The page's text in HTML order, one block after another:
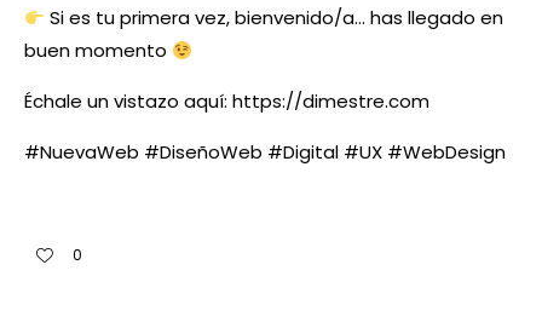
Si es tu primera vez, bienvenido/a… has llegado en
buen momento
Échale un vistazo aquí: https://dimestre.com
#NuevaWeb #DiseñoWeb #Digital #UX #WebDesign
0